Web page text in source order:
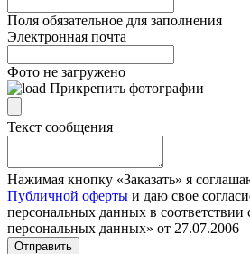
Поля обязательное для заполнения
Электронная почта
Фото не загружено
Прикрепить фотографии
Текст сообщения
Нажимая кнопку «Заказать» я
Публичной оферты и даю свое
персональных данных в
персональных данных» от 27.07.2006
Отправить